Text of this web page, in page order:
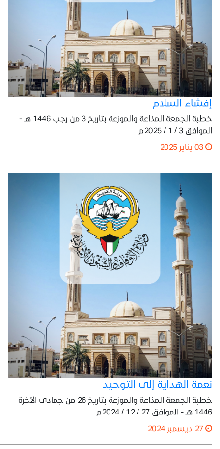
إفشاء السلام
خطبة الجمعة المذاعة والموزعة بتاريخ 3 من رجب 1446 هـ -
الموافق 3 / 1 / 2025م
نعمة الهداية إلى التوحيد
خطبة الجمعة المذاعة والموزعة بتاريخ 26 من جمادى الآخرة
1446 هـ - الموافق 27 / 12 / 2024م